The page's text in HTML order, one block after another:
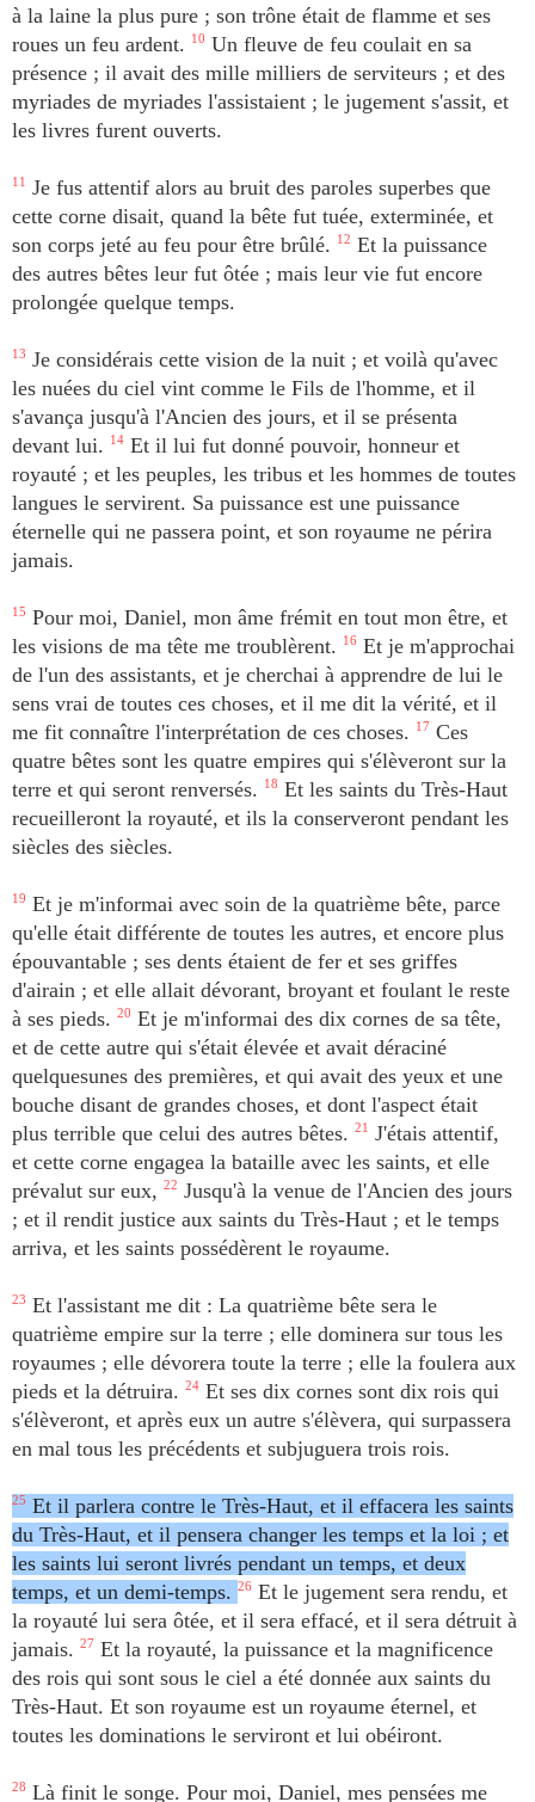
à la laine la plus pure ; son trône était de flamme et ses
roues un feu ardent.
10 Un fleuve de feu coulait en sa
présence ; il avait des mille milliers de serviteurs ; et des
myriades de myriades l'assistaient ; le jugement s'assit, et
les livres furent ouverts.
11
Je fus attentif alors au bruit des paroles superbes que
cette corne disait, quand la bête fut tuée, exterminée, et
son corps jeté au feu pour être brûlé.
12 Et la puissance
des autres bêtes leur fut ôtée ; mais leur vie fut encore
prolongée quelque temps.
13 Je considérais cette vision de la nuit ; et voilà qu'avec
les nuées du ciel vint comme le Fils de l'homme, et il
s'avança jusqu'à l'Ancien des jours, et il se présenta
devant lui.
14 Et il lui fut donné pouvoir, honneur et
royauté ; et les peuples, les tribus et les hommes de toutes
langues le servirent. Sa puissance est une puissance
éternelle qui ne passera point, et son royaume ne périra
jamais.
15 Pour moi, Daniel, mon âme frémit en tout mon être, et
les visions de ma tête me troublèrent.
16 Et je m'approchai
de l'un des assistants, et je cherchai à apprendre de lui le
sens vrai de toutes ces choses, et il me dit la vérité, et il
me fit connaître l'interprétation de ces choses.
17 Ces
quatre bêtes sont les quatre empires qui s'élèveront sur la
terre et qui seront renversés.
18 Et les saints du Très-Haut
recueilleront la royauté, et ils la conserveront pendant les
siècles des siècles.
19 Et je m'informai avec soin de la quatrième bête, parce
qu'elle était différente de toutes les autres, et encore plus
épouvantable ; ses dents étaient de fer et ses griffes
d'airain ; et elle allait dévorant, broyant et foulant le reste
à ses pieds. 20 Et je m'informai des dix cornes de sa tête,
et de cette autre qui s'était élevée et avait déraciné
quelquesunes des premières, et qui avait des yeux et une
bouche disant de grandes choses, et dont l'aspect était
plus terrible que celui des autres bêtes. 21
J'étais attentif,
et cette corne engagea la bataille avec les saints, et elle
prévalut sur eux, 22 Jusqu'à la venue de l'Ancien des jours
; et il rendit justice aux saints du Très-Haut ; et le temps
arriva, et les saints possédèrent le royaume.
23 Et l'assistant me dit : La quatrième bête sera le
quatrième empire sur la terre ; elle dominera sur tous les
royaumes ; elle dévorera toute la terre ; elle la foulera aux
pieds et la détruira. 24 Et ses dix cornes sont dix rois qui
s'élèveront, et après eux un autre s'élèvera, qui surpassera
en mal tous les précédents et subjuguera trois rois.
25 Et il parlera contre le Très-Haut, et il effacera les saints
du Très-Haut, et il pensera changer les temps et la loi ; et
les saints lui seront livrés pendant un temps, et deux
temps, et un demi-temps. 26 Et le jugement sera rendu, et
la royauté lui sera ôtée, et il sera effacé, et il sera détruit à
jamais. 27 Et la royauté, la puissance et la magnificence
des rois qui sont sous le ciel a été donnée aux saints du
Très-Haut. Et son royaume est un royaume éternel, et
toutes les dominations le serviront et lui obéiront.
28 Là finit le songe. Pour moi, Daniel, mes pensées me